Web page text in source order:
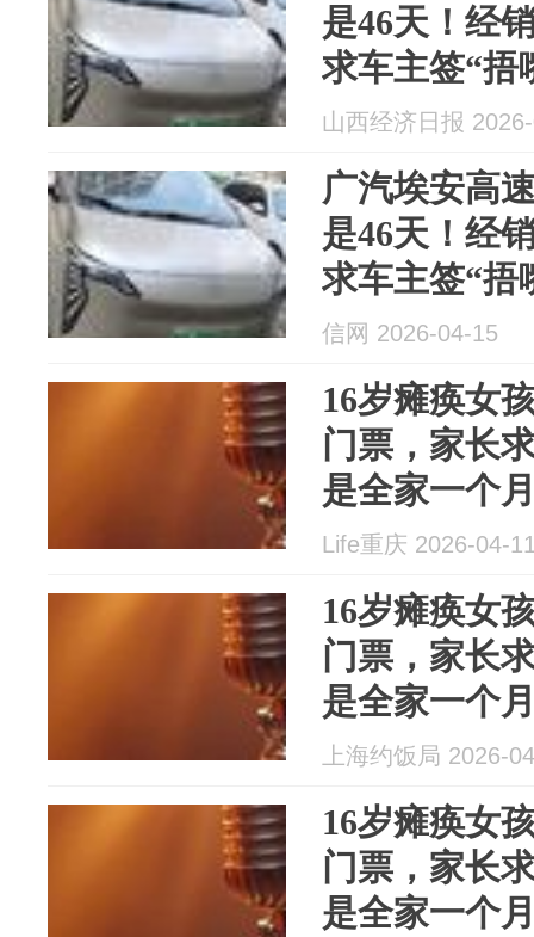
是46天！经
求车主签“捂
山西经济日报
广汽埃安高
是46天！经
求车主签“捂
信网 2026-04-15
16岁瘫痪女
门票，家长
是全家一个
息：已全额
Life重庆 2026-04-
16岁瘫痪女
门票，家长
是全家一个
息：已全额
上海约饭局 2026-
16岁瘫痪女
门票，家长
是全家一个